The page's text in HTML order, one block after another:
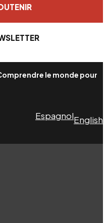
le monde pour
EspagnolEnglish